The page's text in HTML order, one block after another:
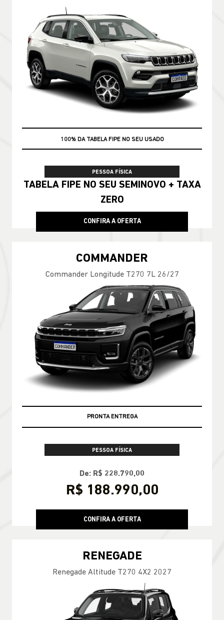
100% DA TABELA FIPE NO SEU USADO
PESSOA FÍSICA
TABELA FIPE NO SEU SEMINOVO + TAXA
ZERO
CONFIRA A OFERTA
COMMANDER
Commander Longitude T270 7L 26/27
PRONTA ENTREGA
PESSOA FÍSICA
De: R$ 228.790,00
R$ 188.990,00
CONFIRA A OFERTA
RENEGADE
Renegade Altitude T270 4X2 2027